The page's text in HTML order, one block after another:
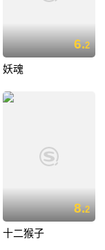
6.2
妖魂
8.2
十二猴子